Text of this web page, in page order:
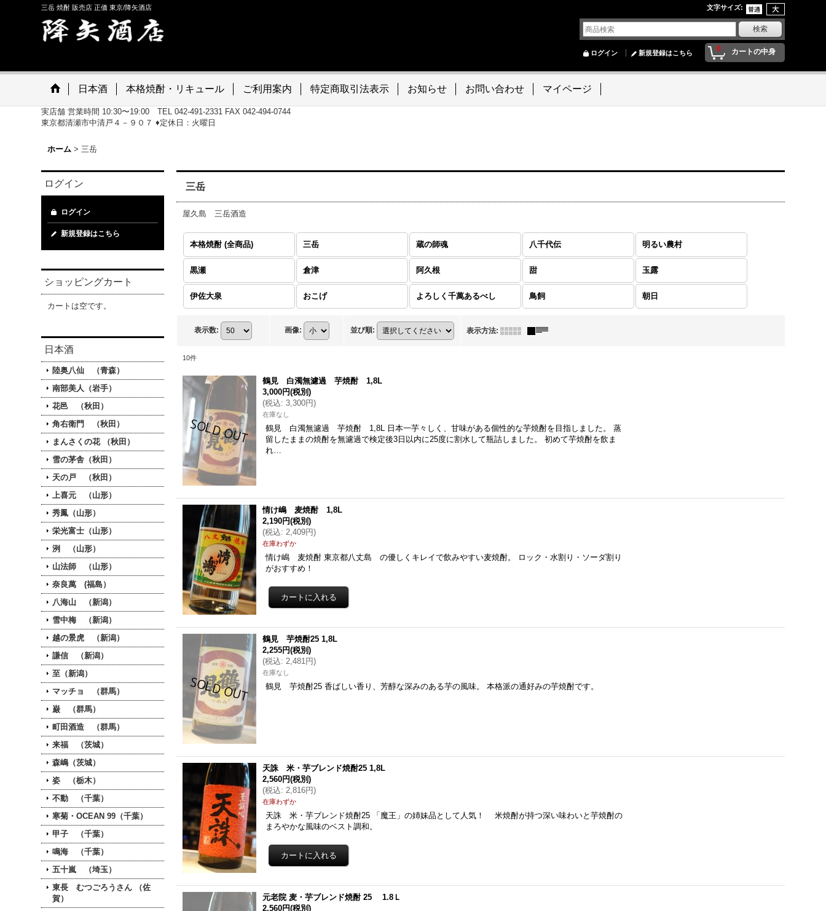
三岳 焼酎 販売店 正価 東京/降矢酒店 文字サイズ:
0 カートの中身
ログイン 新規登録はこちら
日本酒 本格焼酎・リキュール ご利用案内 特定商取引法表示 お知らせ お問い合わせ マイページ
実店舗 営業時間 10:30〜19:00 TEL 042-491-2331 FAX 042-494-0744
東京都清瀬市中清戸４－９０７ ♦定休日：火曜日
ホーム > 三岳
ログイン
ログイン
新規登録はこちら
ショッピングカート
カートは空です。
日本酒
陸奥八仙 （青森）
南部美人（岩手）
花邑 （秋田）
角右衛門 （秋田）
まんさくの花 （秋田）
雪の茅舎（秋田）
天の戸 （秋田）
上喜元 （山形）
秀鳳（山形）
栄光富士（山形）
洌 （山形）
山法師 （山形）
奈良萬 (福島）
八海山 （新潟）
雪中梅 （新潟）
越の景虎 （新潟）
謙信 （新潟）
至（新潟）
マッチョ （群馬）
巌 （群馬）
町田酒造 （群馬）
来福 （茨城）
森嶋（茨城）
姿 （栃木）
不動 （千葉）
寒菊・OCEAN 99（千葉）
甲子 （千葉）
鳴海 （千葉）
五十嵐 （埼玉）
東長 むつごろうさん （佐
賀）
三岳
屋久島 三岳酒造
本格焼酎 (全商品) 三岳 蔵の師魂 八千代伝 明るい農村
黒瀬 倉津 阿久根 甜 玉露
伊佐大泉 おこげ よろしく千萬あるべし 鳥飼 朝日
表示数: 画像: 並び順: 表示方法:
10件
鶴見 白濁無濾過 芋焼酎 1,8L
3,000円(税別)
(税込: 3,300円)
在庫なし
鶴見 白濁無濾過 芋焼酎 1,8L 日本一芋々しく、甘味がある個性的な芋焼酎を目指しました。 蒸
留したままの焼酎を無濾過で検定後3日以内に25度に割水して瓶詰しました。 初めて芋焼酎を飲ま
れ…
情け嶋 麦焼酎 1,8L
2,190円(税別)
(税込: 2,409円)
在庫わずか
情け嶋 麦焼酎 東京都八丈島 の優しくキレイで飲みやすい麦焼酎。 ロック・水割り・ソーダ割り
がおすすめ！
鶴見 芋焼酎25 1,8L
2,255円(税別)
(税込: 2,481円)
在庫なし
鶴見 芋焼酎25 香ばしい香り、芳醇な深みのある芋の風味。 本格派の通好みの芋焼酎です。
天誅 米・芋ブレンド焼酎25 1,8L
2,560円(税別)
(税込: 2,816円)
在庫わずか
天誅 米・芋ブレンド焼酎25 「魔王」の姉妹品として人気！ 米焼酎が持つ深い味わいと芋焼酎の
まろやかな風味のベスト調和。
元老院 麦・芋ブレンド焼酎 25 1.8Ｌ
2,560円(税別)